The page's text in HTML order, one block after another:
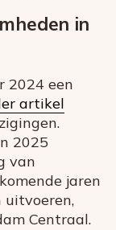
in
2024 een
artikel
2025
van
jaren
uitvoeren,
Centraal.